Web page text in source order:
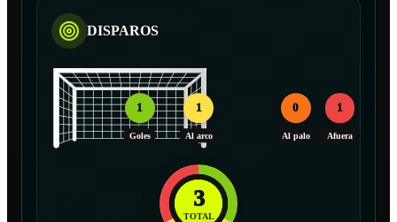
DISPAROS
1
Goles
1
Al arco
0
Al palo
1
Afuera
3
TOTAL